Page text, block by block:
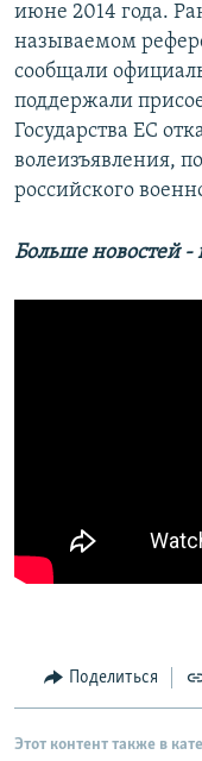
июне 2014 года.
называемом
сообщали
поддержали
Государства ЕС
волеизъявления,
российского
Больше новостей -
Поделиться
Этот контент также в